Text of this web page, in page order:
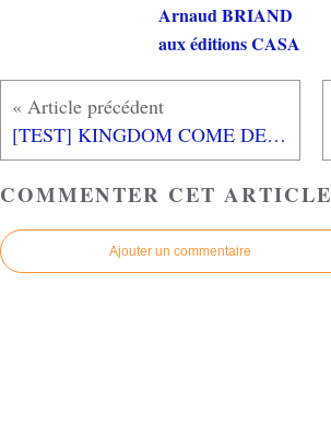
Arnaud BRIAND
aux éditions CASA
[TEST] KINGDOM COME DELIVERANCE II XBOX SERIES X : Un jeu vidéo pour les passionnés du Moyen-Age
COMMENTER CET ARTICLE
Ajouter un commentaire